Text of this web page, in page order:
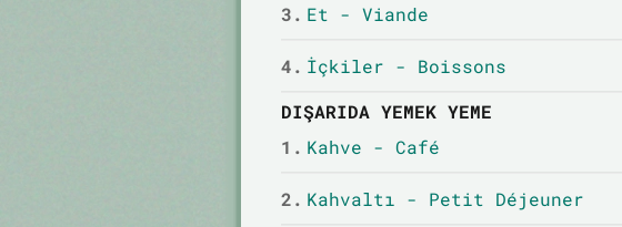
3. Et - Viande
4. İçkiler - Boissons
DIŞARIDA YEMEK YEME
1. Kahve - Café
2. Kahvaltı - Petit Déjeuner